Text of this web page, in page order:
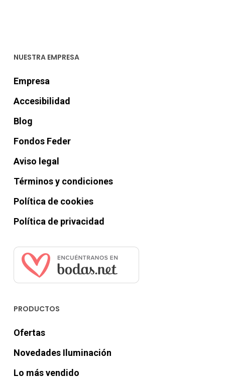
NUESTRA EMPRESA
Empresa
Accesibilidad
Blog
Fondos Feder
Aviso legal
Términos y condiciones
Política de cookies
Política de privacidad
PRODUCTOS
Ofertas
Novedades Iluminación
Lo más vendido